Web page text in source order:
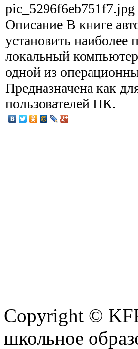
pic_5296f6eb751f7.jpg
Описание В книге
установить
локальный
одной из
Предназначена как
пользователей ПК.
Copyright ©
школьное